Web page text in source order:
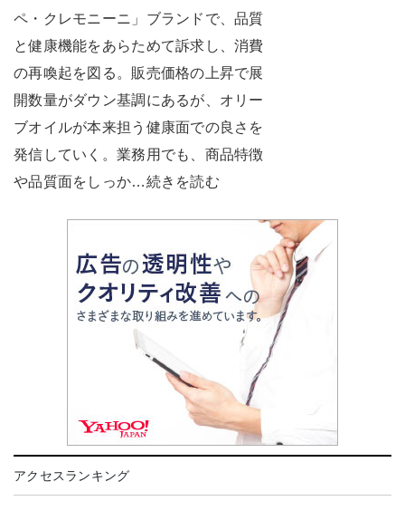
ペ・クレモニーニ」ブランドで、品質
と健康機能をあらためて訴求し、消費
の再喚起を図る。販売価格の上昇で展
開数量がダウン基調にあるが、オリー
ブオイルが本来担う健康面での良さを
発信していく。業務用でも、商品特徴
や品質面をしっか…続きを読む
アクセスランキング